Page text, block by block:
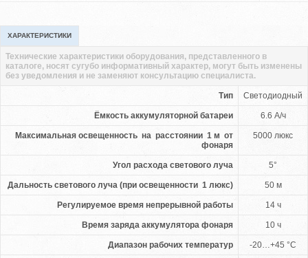
ХАРАКТЕРИСТИКИ
Тип Светодиодный
Ёмкость аккумуляторной батареи 6.6 А/ч
Максимальная освещенность на расстоянии 1 м от
фонаря
5000 люкс
Угол расхода светового луча 5°
Дальность светового луча (при освещенности 1 люкс) 50 м
Регулируемое время непрерывной работы 14 ч
Время заряда аккумулятора фонаря 10 ч
Диапазон рабочих температур -20…+45 °С
Технические характеристики оборудования, представленного в
каталоге, носят сугубо информативный характер, могут быть изменены
без уведомления и не заменяют консультацию специалиста.